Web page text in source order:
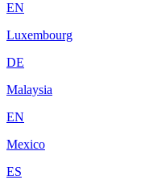
EN
Luxembourg
DE
Malaysia
EN
Mexico
ES